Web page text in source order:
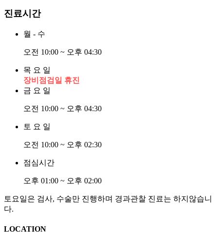
진료시간
월 - 수
오전 10:00 ~ 오후 04:30
목 요 일
장비점검일 휴진
금 요 일
오전 10:00 ~ 오후 04:30
토 요 일
오전 10:00 ~ 오후 02:30
점심시간
오후 01:00 ~ 오후 02:00
토요일은 검사, 수술만 진행하며 경과관찰 진료는 하지않습니
다.
LOCATION